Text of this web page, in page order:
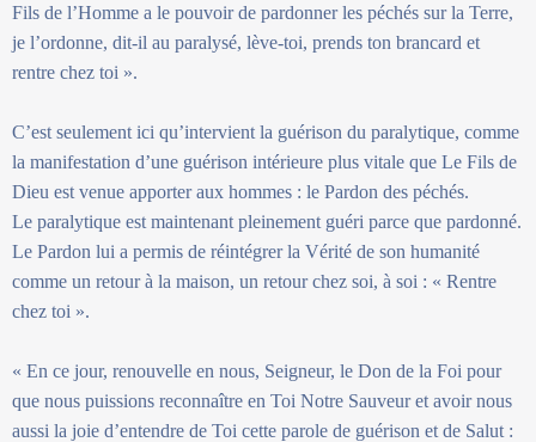
Fils de l’Homme a le pouvoir de pardonner les péchés sur la Terre,
je l’ordonne, dit-il au paralysé, lève-toi, prends ton brancard et
rentre chez toi ».
C’est seulement ici qu’intervient la guérison du paralytique, comme
la manifestation d’une guérison intérieure plus vitale que Le Fils de
Dieu est venue apporter aux hommes : le Pardon des péchés.
Le paralytique est maintenant pleinement guéri parce que pardonné.
Le Pardon lui a permis de réintégrer la Vérité de son humanité
comme un retour à la maison, un retour chez soi, à soi : « Rentre
chez toi ».
« En ce jour, renouvelle en nous, Seigneur, le Don de la Foi pour
que nous puissions reconnaître en Toi Notre Sauveur et avoir nous
aussi la joie d’entendre de Toi cette parole de guérison et de Salut :